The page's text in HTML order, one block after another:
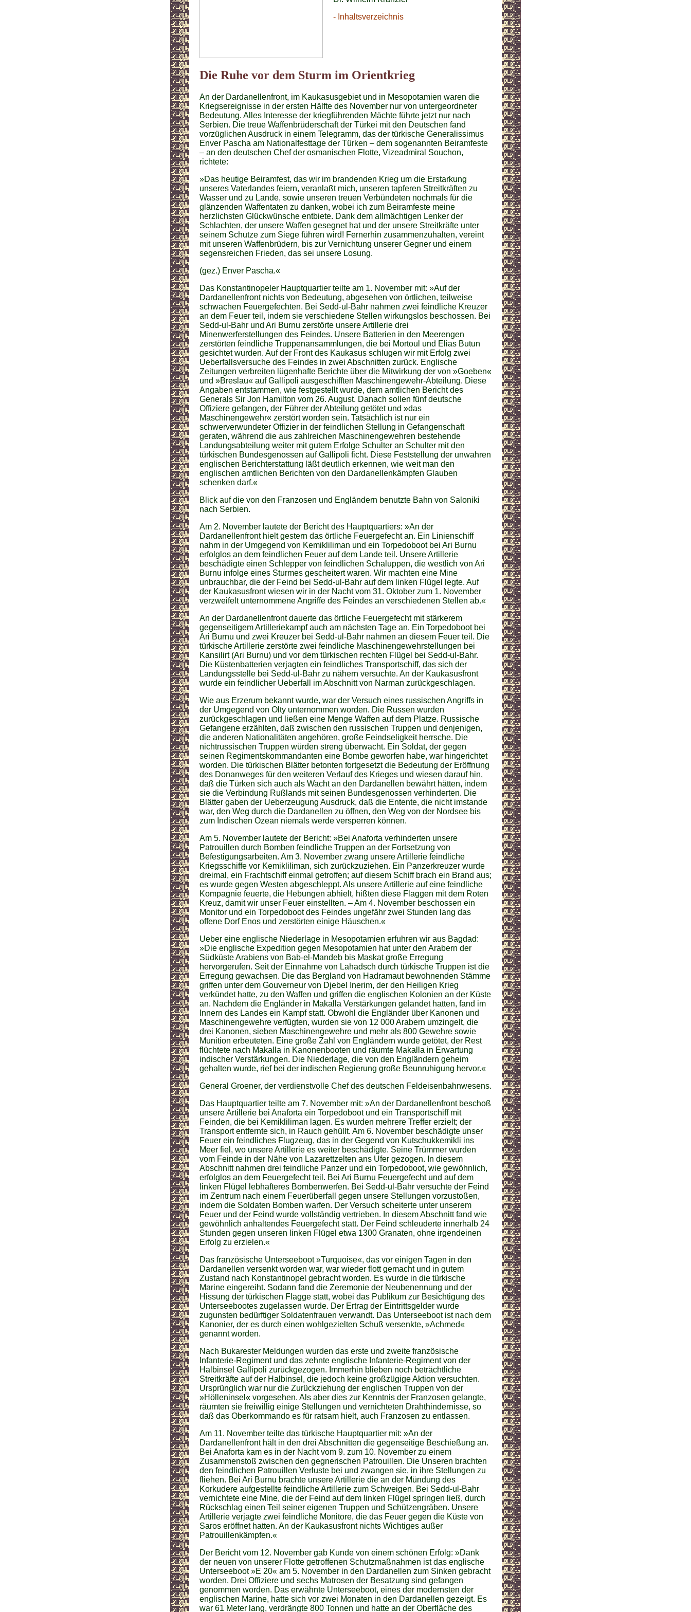
- Inhaltsverzeichnis
Die Ruhe vor dem Sturm im Orientkrieg
An der Dardanellenfront, im Kaukasusgebiet und in Mesopotamien waren die
Kriegsereignisse in der ersten Hälfte des November nur von untergeordneter
Bedeutung. Alles Interesse der kriegführenden Mächte führte jetzt nur nach
Serbien. Die treue Waffenbrüderschaft der Türkei mit den Deutschen fand
vorzüglichen Ausdruck in einem Telegramm, das der türkische Generalissimus
Enver Pascha am Nationalfesttage der Türken – dem sogenannten Beiramfeste
– an den deutschen Chef der osmanischen Flotte, Vizeadmiral Souchon,
richtete:
»Das heutige Beiramfest, das wir im brandenden Krieg um die Erstarkung
unseres Vaterlandes feiern, veranlaßt mich, unseren tapferen Streitkräften zu
Wasser und zu Lande, sowie unseren treuen Verbündeten nochmals für die
glänzenden Waffentaten zu danken, wobei ich zum Beiramfeste meine
herzlichsten Glückwünsche entbiete. Dank dem allmächtigen Lenker der
Schlachten, der unsere Waffen gesegnet hat und der unsere Streitkräfte unter
seinem Schutze zum Siege führen wird! Fernerhin zusammenzuhalten, vereint
mit unseren Waffenbrüdern, bis zur Vernichtung unserer Gegner und einem
segensreichen Frieden, das sei unsere Losung.
(gez.) Enver Pascha.«
Das Konstantinopeler Hauptquartier teilte am 1. November mit: »Auf der
Dardanellenfront nichts von Bedeutung, abgesehen von örtlichen, teilweise
schwachen Feuergefechten. Bei Sedd-ul-Bahr nahmen zwei feindliche Kreuzer
an dem Feuer teil, indem sie verschiedene Stellen wirkungslos beschossen. Bei
Sedd-ul-Bahr und Ari Burnu zerstörte unsere Artillerie drei
Minenwerferstellungen des Feindes. Unsere Batterien in den Meerengen
zerstörten feindliche Truppenansammlungen, die bei Mortoul und Elias Butun
gesichtet wurden. Auf der Front des Kaukasus schlugen wir mit Erfolg zwei
Ueberfallsversuche des Feindes in zwei Abschnitten zurück. Englische
Zeitungen verbreiten lügenhafte Berichte über die Mitwirkung der von »Goeben«
und »Breslau« auf Gallipoli ausgeschifften Maschinengewehr-Abteilung. Diese
Angaben entstammen, wie festgestellt wurde, dem amtlichen Bericht des
Generals Sir Jon Hamilton vom 26. August. Danach sollen fünf deutsche
Offiziere gefangen, der Führer der Abteilung getötet und »das
Maschinengewehr« zerstört worden sein. Tatsächlich ist nur ein
schwerverwundeter Offizier in der feindlichen Stellung in Gefangenschaft
geraten, während die aus zahlreichen Maschinengewehren bestehende
Landungsabteilung weiter mit gutem Erfolge Schulter an Schulter mit den
türkischen Bundesgenossen auf Gallipoli ficht. Diese Feststellung der unwahren
englischen Berichterstattung läßt deutlich erkennen, wie weit man den
englischen amtlichen Berichten von den Dardanellenkämpfen Glauben
schenken darf.«
Blick auf die von den Franzosen und Engländern benutzte Bahn von Saloniki
nach Serbien.
Am 2. November lautete der Bericht des Hauptquartiers: »An der
Dardanellenfront hielt gestern das örtliche Feuergefecht an. Ein Linienschiff
nahm in der Umgegend von Kemikliliman und ein Torpedoboot bei Ari Burnu
erfolglos an dem feindlichen Feuer auf dem Lande teil. Unsere Artillerie
beschädigte einen Schlepper von feindlichen Schaluppen, die westlich von Ari
Burnu infolge eines Sturmes gescheitert waren. Wir machten eine Mine
unbrauchbar, die der Feind bei Sedd-ul-Bahr auf dem linken Flügel legte. Auf
der Kaukasusfront wiesen wir in der Nacht vom 31. Oktober zum 1. November
verzweifelt unternommene Angriffe des Feindes an verschiedenen Stellen ab.«
An der Dardanellenfront dauerte das örtliche Feuergefecht mit stärkerem
gegenseitigem Artilleriekampf auch am nächsten Tage an. Ein Torpedoboot bei
Ari Burnu und zwei Kreuzer bei Sedd-ul-Bahr nahmen an diesem Feuer teil. Die
türkische Artillerie zerstörte zwei feindliche Maschinengewehrstellungen bei
Kansilirt (Ari Burnu) und vor dem türkischen rechten Flügel bei Sedd-ul-Bahr.
Die Küstenbatterien verjagten ein feindliches Transportschiff, das sich der
Landungsstelle bei Sedd-ul-Bahr zu nähern versuchte. An der Kaukasusfront
wurde ein feindlicher Ueberfall im Abschnitt von Narman zurückgeschlagen.
Wie aus Erzerum bekannt wurde, war der Versuch eines russischen Angriffs in
der Umgegend von Olty unternommen worden. Die Russen wurden
zurückgeschlagen und ließen eine Menge Waffen auf dem Platze. Russische
Gefangene erzählten, daß zwischen den russischen Truppen und denjenigen,
die anderen Nationalitäten angehören, große Feindseligkeit herrsche. Die
nichtrussischen Truppen würden streng überwacht. Ein Soldat, der gegen
seinen Regimentskommandanten eine Bombe geworfen habe, war hingerichtet
worden. Die türkischen Blätter betonten fortgesetzt die Bedeutung der Eröffnung
des Donanweges für den weiteren Verlauf des Krieges und wiesen darauf hin,
daß die Türken sich auch als Wacht an den Dardanellen bewährt hätten, indem
sie die Verbindung Rußlands mit seinen Bundesgenossen verhinderten. Die
Blätter gaben der Ueberzeugung Ausdruck, daß die Entente, die nicht imstande
war, den Weg durch die Dardanellen zu öffnen, den Weg von der Nordsee bis
zum Indischen Ozean niemals werde versperren können.
Am 5. November lautete der Bericht: »Bei Anaforta verhinderten unsere
Patrouillen durch Bomben feindliche Truppen an der Fortsetzung von
Befestigungsarbeiten. Am 3. November zwang unsere Artillerie feindliche
Kriegsschiffe vor Kemikliliman, sich zurückzuziehen. Ein Panzerkreuzer wurde
dreimal, ein Frachtschiff einmal getroffen; auf diesem Schiff brach ein Brand aus;
es wurde gegen Westen abgeschleppt. Als unsere Artillerie auf eine feindliche
Kompagnie feuerte, die Hebungen abhielt, hißten diese Flaggen mit dem Roten
Kreuz, damit wir unser Feuer einstellten. – Am 4. November beschossen ein
Monitor und ein Torpedoboot des Feindes ungefähr zwei Stunden lang das
offene Dorf Enos und zerstörten einige Häuschen.«
Ueber eine englische Niederlage in Mesopotamien erfuhren wir aus Bagdad:
»Die englische Expedition gegen Mesopotamien hat unter den Arabern der
Südküste Arabiens von Bab-el-Mandeb bis Maskat große Erregung
hervorgerufen. Seit der Einnahme von Lahadsch durch türkische Truppen ist die
Erregung gewachsen. Die das Bergland von Hadramaut bewohnenden Stämme
griffen unter dem Gouverneur von Djebel Inerim, der den Heiligen Krieg
verkündet hatte, zu den Waffen und griffen die englischen Kolonien an der Küste
an. Nachdem die Engländer in Makalla Verstärkungen gelandet hatten, fand im
Innern des Landes ein Kampf statt. Obwohl die Engländer über Kanonen und
Maschinengewehre verfügten, wurden sie von 12 000 Arabern umzingelt, die
drei Kanonen, sieben Maschinengewehre und mehr als 800 Gewehre sowie
Munition erbeuteten. Eine große Zahl von Engländern wurde getötet, der Rest
flüchtete nach Makalla in Kanonenbooten und räumte Makalla in Erwartung
indischer Verstärkungen. Die Niederlage, die von den Engländern geheim
gehalten wurde, rief bei der indischen Regierung große Beunruhigung hervor.«
General Groener, der verdienstvolle Chef des deutschen Feldeisenbahnwesens.
Das Hauptquartier teilte am 7. November mit: »An der Dardanellenfront beschoß
unsere Artillerie bei Anaforta ein Torpedoboot und ein Transportschiff mit
Feinden, die bei Kemikliliman lagen. Es wurden mehrere Treffer erzielt; der
Transport entfernte sich, in Rauch gehüllt. Am 6. November beschädigte unser
Feuer ein feindliches Flugzeug, das in der Gegend von Kutschukkemikli ins
Meer fiel, wo unsere Artillerie es weiter beschädigte. Seine Trümmer wurden
vom Feinde in der Nähe von Lazarettzelten ans Ufer gezogen. In diesem
Abschnitt nahmen drei feindliche Panzer und ein Torpedoboot, wie gewöhnlich,
erfolglos an dem Feuergefecht teil. Bei Ari Burnu Feuergefecht und auf dem
linken Flügel lebhafteres Bombenwerfen. Bei Sedd-ul-Bahr versuchte der Feind
im Zentrum nach einem Feuerüberfall gegen unsere Stellungen vorzustoßen,
indem die Soldaten Bomben warfen. Der Versuch scheiterte unter unserem
Feuer und der Feind wurde vollständig vertrieben. In diesem Abschnitt fand wie
gewöhnlich anhaltendes Feuergefecht statt. Der Feind schleuderte innerhalb 24
Stunden gegen unseren linken Flügel etwa 1300 Granaten, ohne irgendeinen
Erfolg zu erzielen.«
Das französische Unterseeboot »Turquoise«, das vor einigen Tagen in den
Dardanellen versenkt worden war, war wieder flott gemacht und in gutem
Zustand nach Konstantinopel gebracht worden. Es wurde in die türkische
Marine eingereiht. Sodann fand die Zeremonie der Neubenennung und der
Hissung der türkischen Flagge statt, wobei das Publikum zur Besichtigung des
Unterseebootes zugelassen wurde. Der Ertrag der Eintrittsgelder wurde
zugunsten bedürftiger Soldatenfrauen verwandt. Das Unterseeboot ist nach dem
Kanonier, der es durch einen wohlgezielten Schuß versenkte, »Achmed«
genannt worden.
Nach Bukarester Meldungen wurden das erste und zweite französische
Infanterie-Regiment und das zehnte englische Infanterie-Regiment von der
Halbinsel Gallipoli zurückgezogen. Immerhin blieben noch beträchtliche
Streitkräfte auf der Halbinsel, die jedoch keine großzügige Aktion versuchten.
Ursprünglich war nur die Zurückziehung der englischen Truppen von der
»Hölleninsel« vorgesehen. Als aber dies zur Kenntnis der Franzosen gelangte,
räumten sie freiwillig einige Stellungen und vernichteten Drahthindernisse, so
daß das Oberkommando es für ratsam hielt, auch Franzosen zu entlassen.
Am 11. November teilte das türkische Hauptquartier mit: »An der
Dardanellenfront hält in den drei Abschnitten die gegenseitige Beschießung an.
Bei Anaforta kam es in der Nacht vom 9. zum 10. November zu einem
Zusammenstoß zwischen den gegnerischen Patrouillen. Die Unseren brachten
den feindlichen Patrouillen Verluste bei und zwangen sie, in ihre Stellungen zu
fliehen. Bei Ari Burnu brachte unsere Artillerie die an der Mündung des
Korkudere aufgestellte feindliche Artillerie zum Schweigen. Bei Sedd-ul-Bahr
vernichtete eine Mine, die der Feind auf dem linken Flügel springen ließ, durch
Rückschlag einen Teil seiner eigenen Truppen und Schützengräben. Unsere
Artillerie verjagte zwei feindliche Monitore, die das Feuer gegen die Küste von
Saros eröffnet hatten. An der Kaukasusfront nichts Wichtiges außer
Patrouillenkämpfen.«
Der Bericht vom 12. November gab Kunde von einem schönen Erfolg: »Dank
der neuen von unserer Flotte getroffenen Schutzmaßnahmen ist das englische
Unterseeboot »E 20« am 5. November in den Dardanellen zum Sinken gebracht
worden. Drei Offiziere und sechs Matrosen der Besatzung sind gefangen
genommen worden. Das erwähnte Unterseeboot, eines der modernsten der
englischen Marine, hatte sich vor zwei Monaten in den Dardanellen gezeigt. Es
war 61 Meter lang, verdrängte 800 Tonnen und hatte an der Oberfläche des